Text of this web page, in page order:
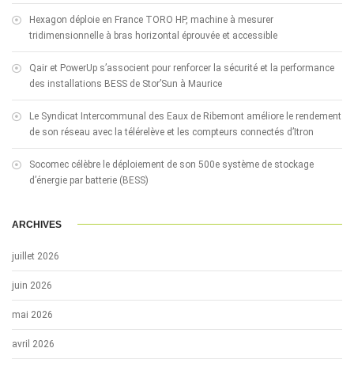
Hexagon déploie en France TORO HP, machine à mesurer
tridimensionnelle à bras horizontal éprouvée et accessible
Qair et PowerUp s’associent pour renforcer la sécurité et la performance
des installations BESS de Stor’Sun à Maurice
Le Syndicat Intercommunal des Eaux de Ribemont améliore le rendement
de son réseau avec la télérelève et les compteurs connectés d’Itron
Socomec célèbre le déploiement de son 500e système de stockage
d’énergie par batterie (BESS)
ARCHIVES
juillet 2026
juin 2026
mai 2026
avril 2026